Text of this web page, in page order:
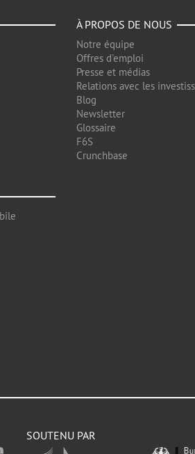
À PROPOS DE NOUS
Notre équipe
Offres d'emploi
Presse et médias
Relations avec les
Blog
Newsletter
Glossaire
F6S
Crunchbase
SOUTENU PAR